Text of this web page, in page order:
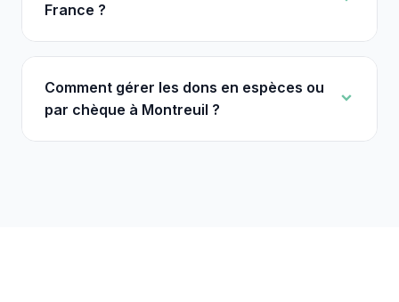
France ?
Comment gérer les dons en espèces ou
par chèque à Montreuil ?